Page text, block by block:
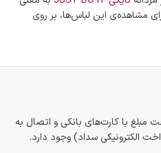
مشاهده‌ی این لباس‌ها‌، بر روی
مبلغ با کارت‌های بانکی و اتصال به
الکترونیکی سداد) وجود دارد.